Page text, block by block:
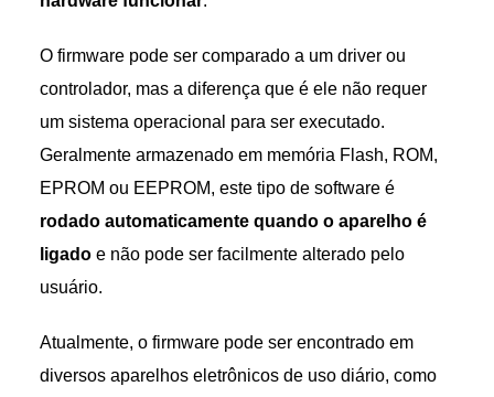
O firmware pode ser comparado a um driver ou
controlador, mas a diferença que é ele não requer
um sistema operacional para ser executado.
Geralmente armazenado em memória Flash, ROM,
EPROM ou EEPROM, este tipo de software é
rodado automaticamente quando o aparelho é
ligadoe não pode ser facilmente alterado pelo
usuário.
Atualmente, o firmware pode ser encontrado em
diversos aparelhos eletrônicos de uso diário, como